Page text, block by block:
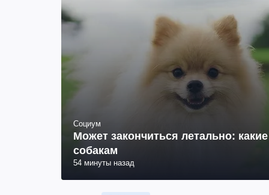
Социум
Может закончиться летально:
собакам
54 минуты назад